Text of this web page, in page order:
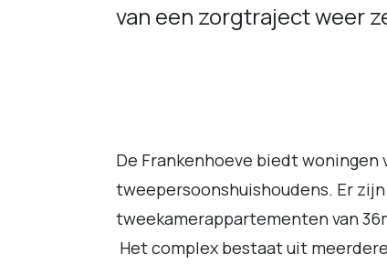
van een zorgtraject weer
De Frankenhoeve biedt woningen
tweepersoonshuishoudens. Er zijn
tweekamerappartementen van
Het complex bestaat uit